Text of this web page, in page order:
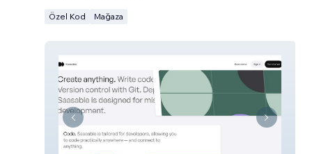
Özel Kod Mağaza